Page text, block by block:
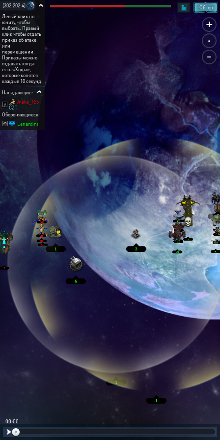
+
.
-
Обзор
[302:202:4]
Левый клик по
юниту, чтобы
выбрать. Правый
клик чтобы отдать
приказ об атаке
или
перемещении.
Приказы можно
отдавать когда
есть «Ходы»,
которые копятся
каждые 10 секунд.
Нападающие:
Aleks_125
CZT
Обороняющиеся:
Lenardini
00:01